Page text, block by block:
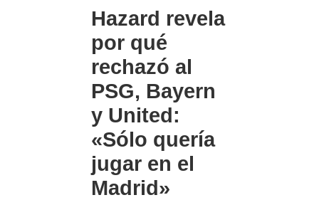
Hazard revela
por qué
rechazó al
PSG, Bayern
y United:
«Sólo quería
jugar en el
Madrid»